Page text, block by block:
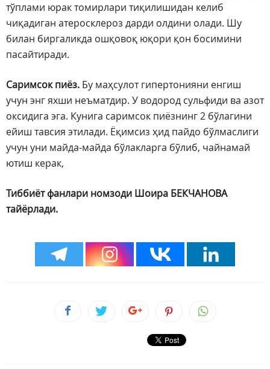
тўплами юрак томирлари тиқилишидан келиб
чиқадиган атеросклероз дарди олдини олади. Шу
билан биргаликда ошқовоқ юқори қон босимини
пасайтиради.
Саримсок пиёз. Бу маҳсулот гипертонияни енгиш
учун энг яхши неъматдир. У водород сульфиди ва азот
оксидига эга. Кунига саримсок пиёзнинг 2 бўлагини
ейиш тавсия этилади. Ёқимсиз ҳид пайдо бўлмаслиги
учун уни майда-майда бўлакларга бўлиб, чайнамай
ютиш керак,
Тиббиёт фанлари номзоди Шоира БЕКЧАНОВА
тайёрлади.